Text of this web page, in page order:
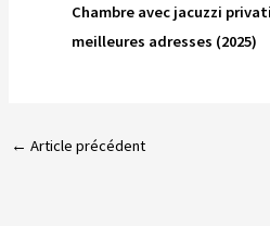
Chambre avec jacuzzi
meilleures adresses (2025)
← Article précédent